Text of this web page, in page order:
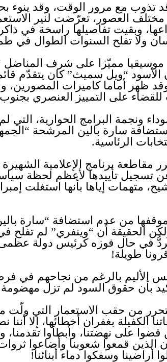
مع مرور الوقت، وقد ينوء
العصور، تعرّضت لنير
وبقيت تفاصيلها راسخة في
ولا تفلح السنوات الطوال في
مميّزا على شرف المناضل
الأسود “ويل سميث” كان يتقدّم
ظهر أماما كاميرات المصورين،
للقضاء على التمييز العنصري بجنوب
ونجمة البرامج الحوارية،
سارة بالين المرشحة
الرئاسية.
مقاطعة برنامج الإعلامية
عن تسجيل تأييدها لأعظم لحظة
متهمات إياها بأنها استغلت
من عدم استضافة “سارة
الحقيقة أن “وينفري” لم تفلح
في حال فوزه كرئيس دولة عظمى،
طويلة!
الأليم بالرغم من نجاحهم في
بأن حقوق السود لم تزل مهضومة
من حقب الاستعمار التي ولّت
الكفيلة بغفران أخطائها، إلا
على نهضتنا، وأبطأوا تقدمنا،
قمعوا شعوبنا وأضاعوا ثروات
أراضينا وسفكوا دماء أبنائنا!